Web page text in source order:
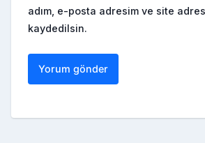
adım, e-posta adresim ve site
kaydedilsin.